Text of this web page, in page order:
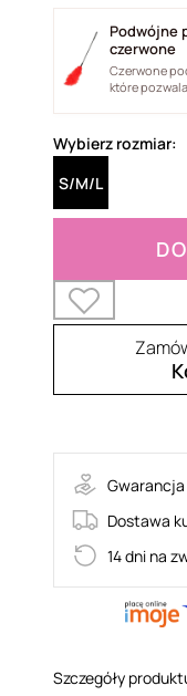
Podwójne
czerwone
Czerwone
które
Wybierz rozmiar:
S/M/L
Dostawa
14 dni na
Szczegóły